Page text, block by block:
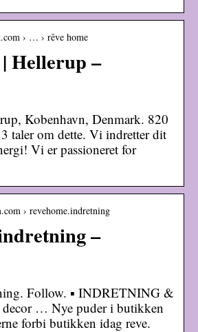
› … › rêve home
Hellerup –
Kobenhavn, Denmark. 820
taler om dette. Vi indretter dit
Vi er passioneret for
› revehome.indretning
–
Follow. ▪️ INDRETNING &
… Nye puder i butikken
forbi butikken idag reve.